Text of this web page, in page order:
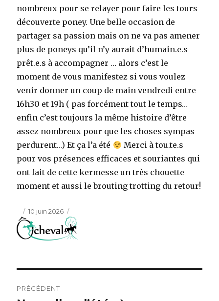
nombreux pour se relayer pour faire les tours
découverte poney. Une belle occasion de
partager sa passion mais on ne va pas amener
plus de poneys qu’il n’y aurait d’humain.e.s
prêt.e.s à accompagner … alors c’est le
moment de vous manifestez si vous voulez
venir donner un coup de main vendredi entre
16h30 et 19h ( pas forcément tout le temps…
enfin c’est toujours la même histoire d’être
assez nombreux pour que les choses sympas
perdurent…) Et ça l’a été
Merci à tou.te.s
pour vos présences efficaces et souriantes qui
ont fait de cette kermesse un très chouette
moment et aussi le brouting trotting du retour!
Publié
le
10 juin 2026
PRÉCÉDENT